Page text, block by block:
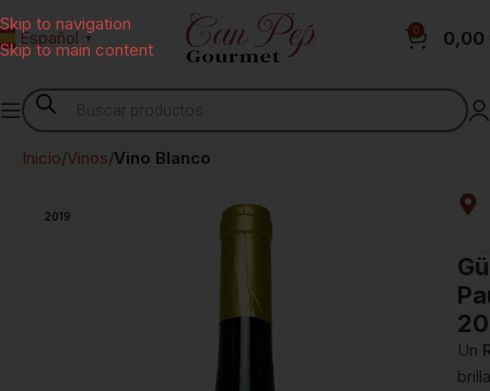
Skip to navigation
Skip to main content
Español ▼
0 0,00
Inicio Vinos Vino Blanco
2019
Un